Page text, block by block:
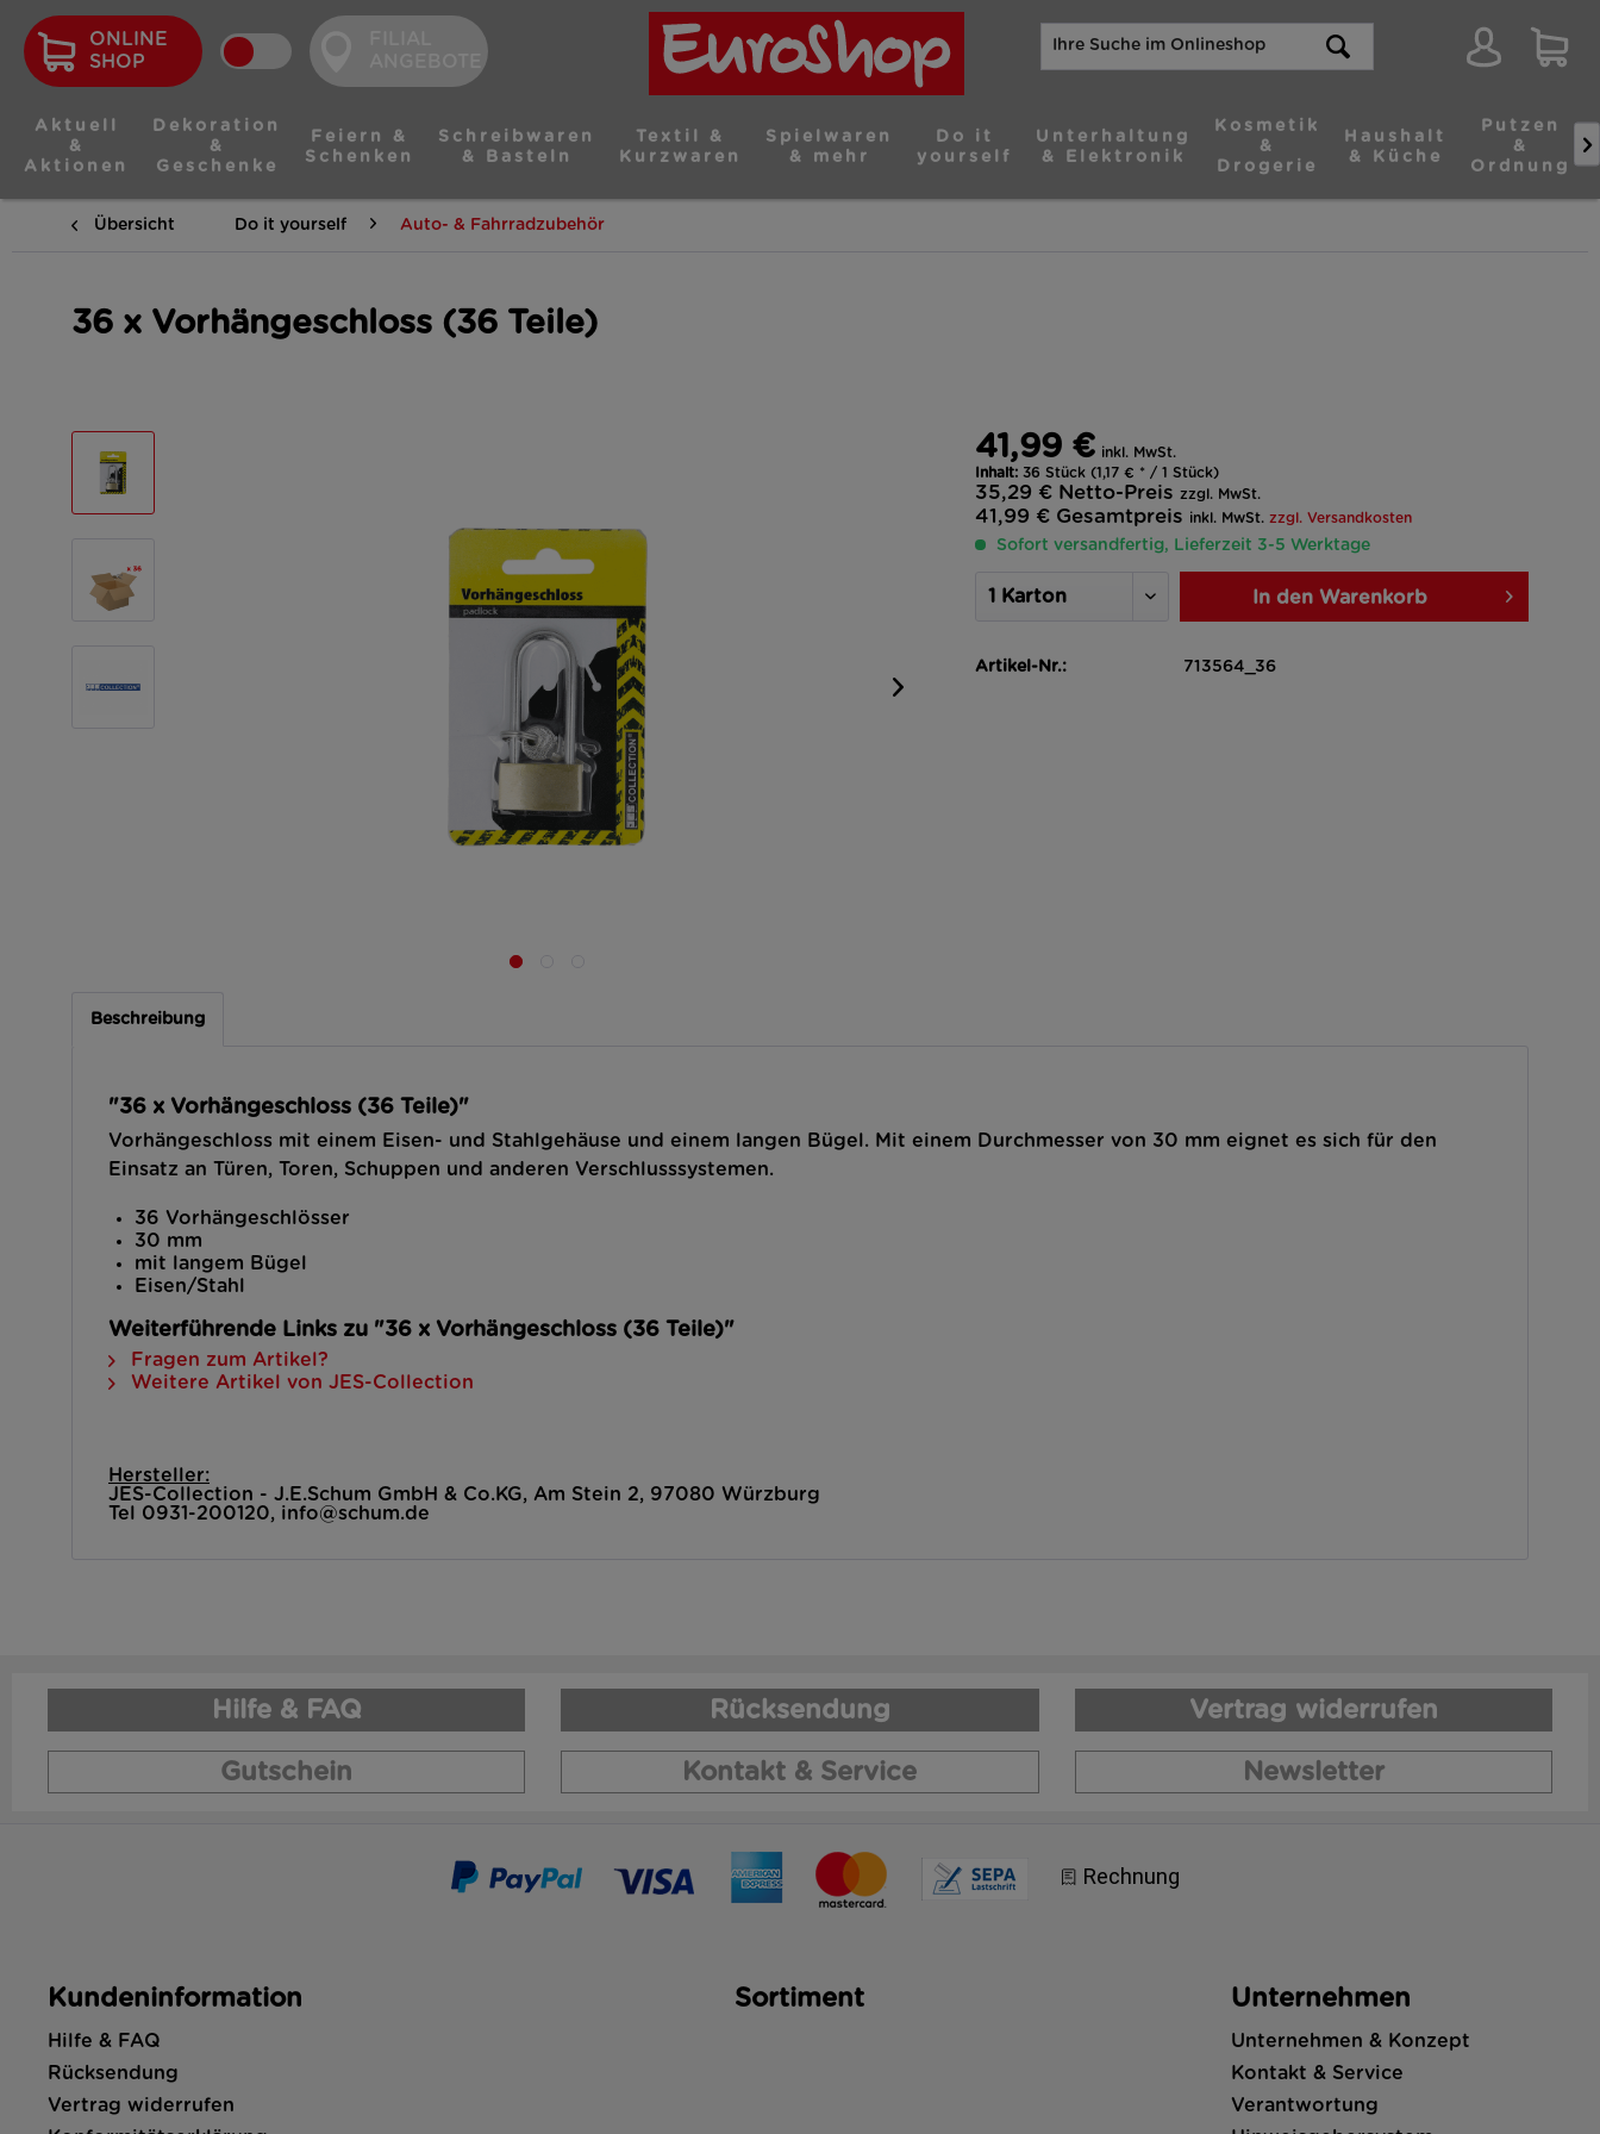
ONLINE
SHOP
Aktuell
&
Aktionen
Dekoration
&
Geschenke
Feiern &
Schenken
Schreibwaren
& Basteln
Textil &
Kurzwaren
Spielwaren
& mehr
Do it
yourself
Unterhaltung
& Elektronik
Kosmetik
&
Drogerie
Haushalt
& Küche
Putzen
&
Ordnung

Übersicht Do it yourself Auto- & Fahrradzubehör
36 x Vorhängeschloss (36 Teile)
41,99 € inkl. MwSt.
Inhalt: 36 Stück (1,17 € * / 1 Stück)
35,29 € Netto-Preis zzgl. MwSt.
41,99 € Gesamtpreis inkl. MwSt. zzgl. Versandkosten
Sofort versandfertig, Lieferzeit 3-5 Werktage
In den Warenkorb
Artikel-Nr.: 713564_36
Beschreibung
"36 x Vorhängeschloss (36 Teile)"
Vorhängeschloss mit einem Eisen- und Stahlgehäuse und einem langen Bügel. Mit einem Durchmesser von 30 mm eignet es sich für den
Einsatz an Türen, Toren, Schuppen und anderen Verschlusssystemen.
36 Vorhängeschlösser
30 mm
mit langem Bügel
Eisen/Stahl
Weiterführende Links zu "36 x Vorhängeschloss (36 Teile)"
Fragen zum Artikel?
Weitere Artikel von JES-Collection
Hersteller:
JES-Collection - J.E.Schum GmbH & Co.KG, Am Stein 2, 97080 Würzburg
Tel 0931-200120, info@schum.de
Hilfe & FAQ Rücksendung Vertrag widerrufen
Gutschein Kontakt & Service Newsletter
Kundeninformation
Hilfe & FAQ
Rücksendung
Vertrag widerrufen
Sortiment Unternehmen
Unternehmen & Konzept
Kontakt & Service
Verantwortung